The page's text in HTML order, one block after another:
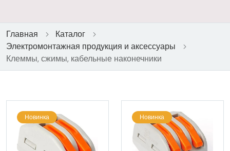
Главная
Каталог
Электромонтажная продукция и аксессуары
Клеммы, сжимы, кабельные наконечники
Новинка Новинка